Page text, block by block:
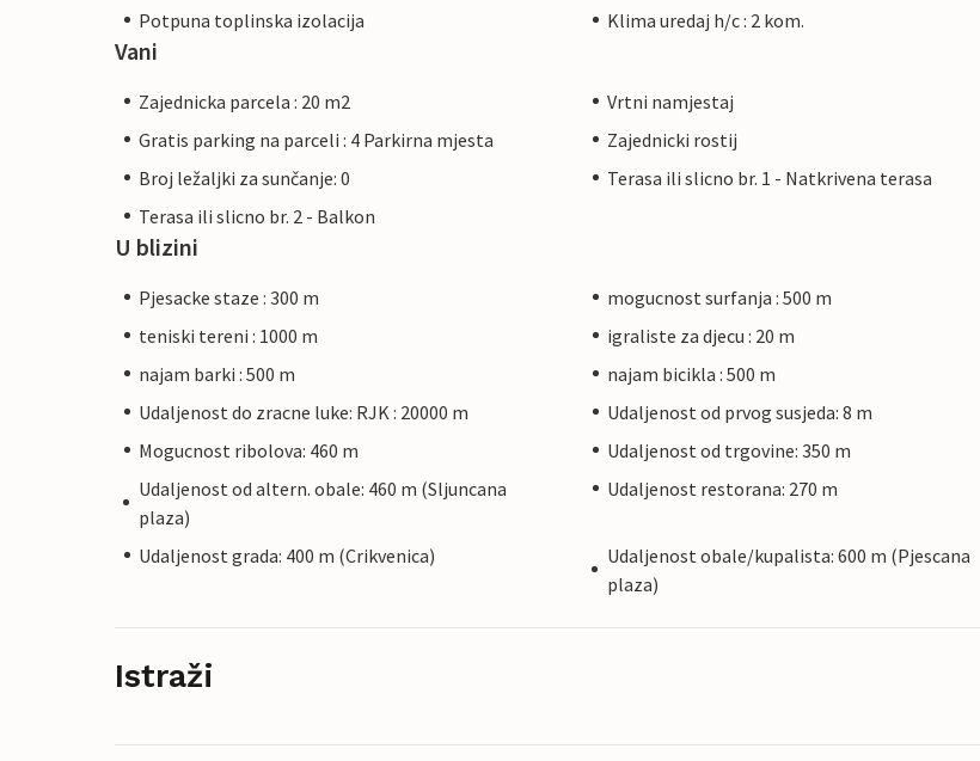
Potpuna toplinska izolacija Klima uredaj h/c : 2 kom.
Vani
Zajednicka parcela : 20 m2
Vrtni namjestaj
Gratis parking na parceli : 4 Parkirna mjesta
Zajednicki rostij
Broj ležaljki za sunčanje: 0
Terasa ili slicno br. 1 - Natkrivena terasa
Terasa ili slicno br. 2 - Balkon
U blizini
Pjesacke staze : 300 m
mogucnost surfanja : 500 m
teniski tereni : 1000 m
igraliste za djecu : 20 m
najam barki : 500 m
najam bicikla : 500 m
Udaljenost do zracne luke: RJK : 20000 m
Udaljenost od prvog susjeda: 8 m
Mogucnost ribolova: 460 m
Udaljenost od trgovine: 350 m
Udaljenost od altern. obale: 460 m (Sljuncana
plaza)
Udaljenost restorana: 270 m
Udaljenost grada: 400 m (Crikvenica)
Udaljenost obale/kupalista: 600 m (Pjescana
plaza)
Istraži